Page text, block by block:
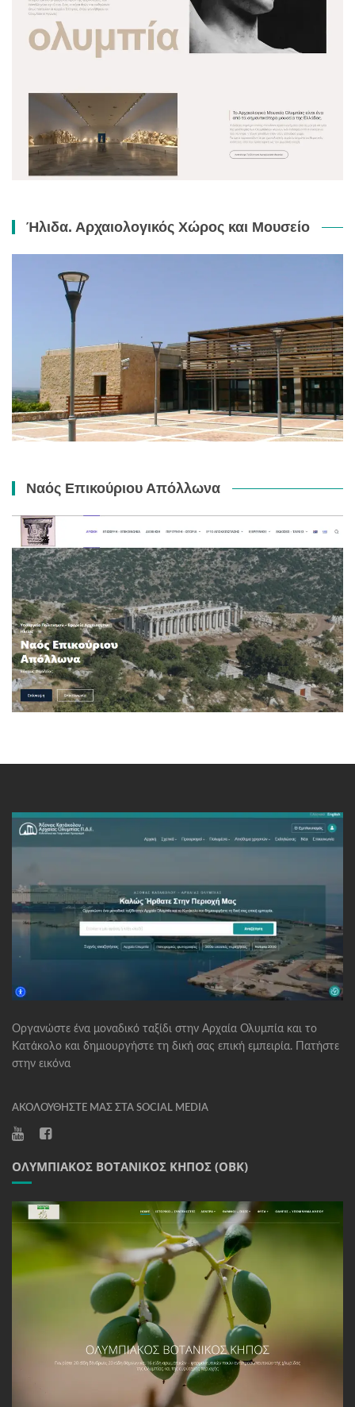
Ήλιδα. Αρχαιολογικός Χώρος και Μουσείο
Ναός Επικούριου Απόλλωνα
Οργανώστε ένα μοναδικό ταξίδι στην Αρχαία Ολυμπία και το
Κατάκολο και δημιουργήστε τη δική σας επική εμπειρία. Πατήστε
στην εικόνα
ΑΚΟΛΟΥΘΉΣΤΕ ΜΑΣ ΣΤΑ SOCIAL MEDIA
ΟΛΥΜΠΙΑΚΌΣ ΒΟΤΑΝΙΚΌΣ ΚΉΠΟΣ (ΟΒΚ)